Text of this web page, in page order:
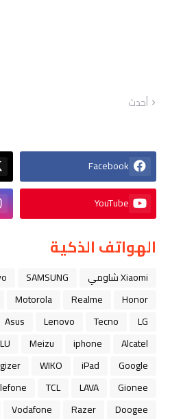
أحدث
Facebook
YouTube
الهواتف الذكية
Xiaomi شاومي SAMSUNG
Honor
Realme
Motorola
LG
Tecno
Lenovo
Asus
Alcatel
iphone
Meizu
Google
iPad
WIKO
Gionee
LAVA
TCL
Doogee
Razer
Vodafone